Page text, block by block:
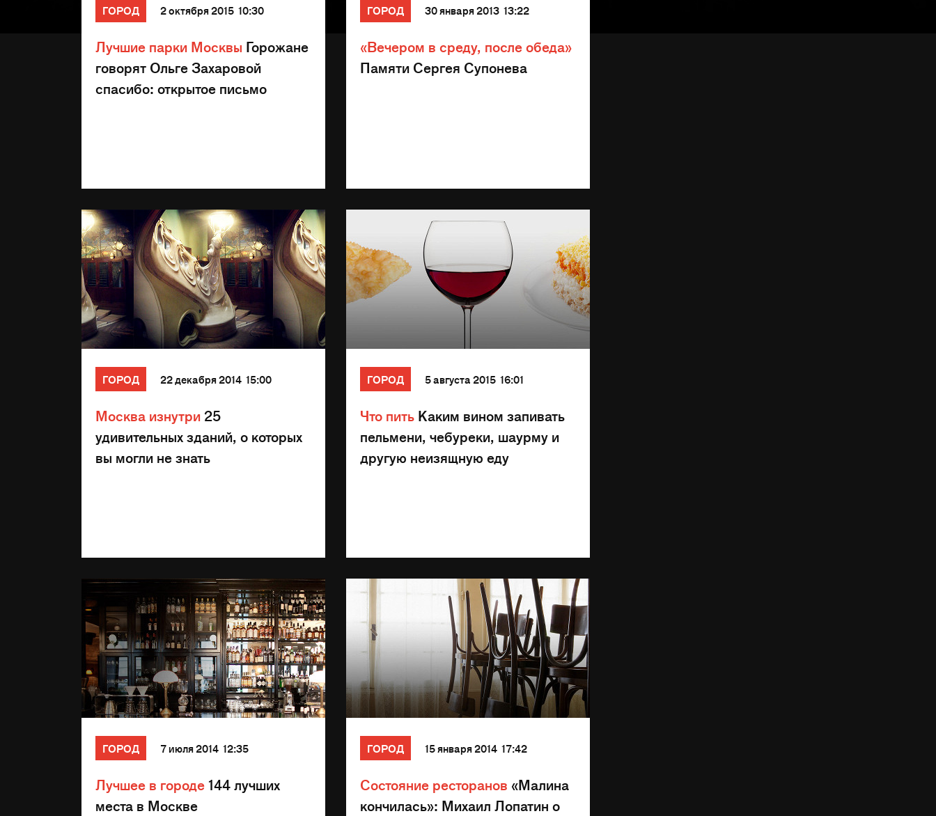
ГОРОД 2 октября 2015 10:30
Лучшие парки Москвы Горожане
говорят Ольге Захаровой
спасибо: открытое письмо
ГОРОД 30 января 2013 13:22
«Вечером в среду, после обеда»
Памяти Сергея Супонева
ГОРОД 22 декабря 2014 15:00
Москва изнутри 25
удивительных зданий, о которых
вы могли не знать
ГОРОД 5 августа 2015 16:01
Что пить Каким вином запивать
пельмени, чебуреки, шаурму и
другую неизящную еду
ГОРОД 7 июля 2014 12:35
Лучшее в городе 144 лучших
места в Москве
ГОРОД 15 января 2014 17:42
Состояние ресторанов «Малина
кончилась»: Михаил Лопатин о